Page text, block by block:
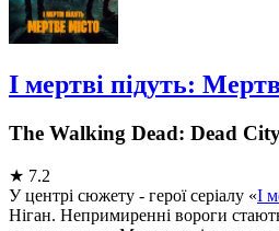
І мертві підуть:
The Walking Dead: Dead
★ 7.2
У центрі сюжету - герої серіалу «І
Ніган. Непримиренні вороги